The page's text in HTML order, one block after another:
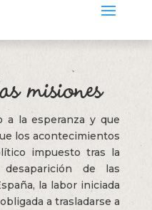
misiones
a la esperanza y que
los acontecimientos
impuesto tras la
de las
la labor iniciada
a trasladarse a